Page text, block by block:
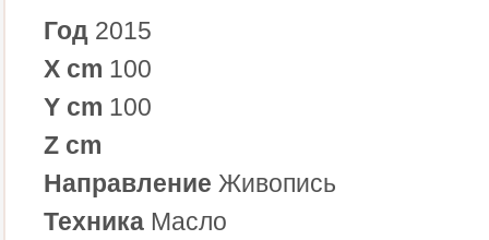
Год 2015
X cm 100
Y cm 100
Z cm
Направление Живопись
Техника Масло